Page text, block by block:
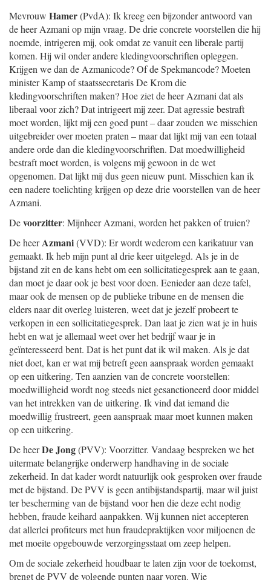
Mevrouw Hamer(PvdA): Ik kreeg een bijzonder antwoord van
de heer Azmani op mijn vraag. De drie concrete voorstellen die hij
noemde, intrigeren mij, ook omdat ze vanuit een liberale partij
komen. Hij wil onder andere kledingvoorschriften opleggen.
Krijgen we dan de Azmanicode? Of de Spekmancode? Moeten
minister Kamp of staatssecretaris De Krom die
kledingvoorschriften maken? Hoe ziet de heer Azmani dat als
liberaal voor zich? Dat intrigeert mij zeer. Dat agressie bestraft
moet worden, lijkt mij een goed punt – daar zouden we misschien
uitgebreider over moeten praten – maar dat lijkt mij van een totaal
andere orde dan die kledingvoorschriften. Dat moedwilligheid
bestraft moet worden, is volgens mij gewoon in de wet
opgenomen. Dat lijkt mij dus geen nieuw punt. Misschien kan ik
een nadere toelichting krijgen op deze drie voorstellen van de heer
Azmani.
Devoorzitter: Mijnheer Azmani, worden het pakken of truien?
De heerAzmani(VVD): Er wordt wederom een karikatuur van
gemaakt. Ik heb mijn punt al drie keer uitgelegd. Als je in de
bijstand zit en de kans hebt om een sollicitatiegesprek aan te gaan,
dan moet je daar ook je best voor doen. Eenieder aan deze tafel,
maar ook de mensen op de publieke tribune en de mensen die
elders naar dit overleg luisteren, weet dat je jezelf probeert te
verkopen in een sollicitatiegesprek. Dan laat je zien wat je in huis
hebt en wat je allemaal weet over het bedrijf waar je in
geïnteresseerd bent. Dat is het punt dat ik wil maken. Als je dat
niet doet, kan er wat mij betreft geen aanspraak worden gemaakt
op een uitkering. Ten aanzien van de concrete voorstellen:
moedwilligheid wordt nog steeds niet gesanctioneerd door middel
van het intrekken van de uitkering. Ik vind dat iemand die
moedwillig frustreert, geen aanspraak maar moet kunnen maken
op een uitkering.
De heerDe Jong(PVV): Voorzitter. Vandaag bespreken we het
uitermate belangrijke onderwerp handhaving in de sociale
zekerheid. In dat kader wordt natuurlijk ook gesproken over fraude
met de bijstand. De PVV is geen antibijstandspartij, maar wil juist
ter bescherming van de bijstand voor hen die deze echt nodig
hebben, fraude keihard aanpakken. Wij kunnen niet accepteren
dat allerlei profiteurs met hun fraudepraktijken voor miljoenen de
met moeite opgebouwde verzorgingsstaat om zeep helpen.
Om de sociale zekerheid houdbaar te laten zijn voor de toekomst,
brengt de PVV de volgende punten naar voren. Wie